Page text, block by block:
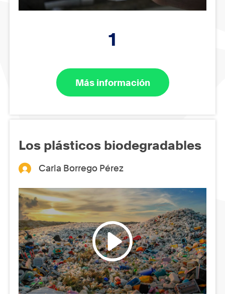
1
Más información
Los plásticos biodegradables
Carla Borrego Pérez